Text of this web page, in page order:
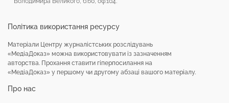
Про нас
Політика використання ресурсу
Матеріали Центру журналістських розслідувань
«МедіаДоказ» можна використовувати із зазначенням
авторства. Прохання ставити гіперпосилання на
«МедіаДоказ» у першому чи другому абзаці вашого матеріалу.